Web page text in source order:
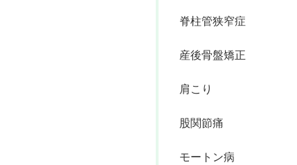
脊柱管狭窄症
産後骨盤矯正
肩こり
股関節痛
モートン病